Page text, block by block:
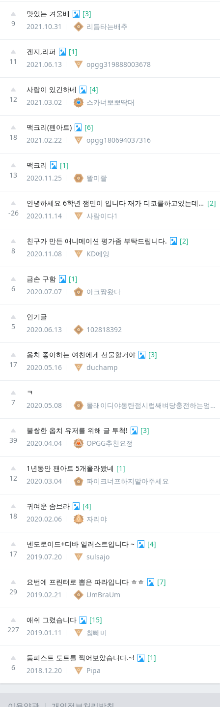
9
맛있는 겨울배 [3]
2021.10.31
리듬타는배추
11
겐지,리퍼 [1]
2021.06.13
opgg319888003678
12
사람이 있긴하네 [4]
2021.03.02
스카너뽀뽀딱대
18
맥크리(펜아트) [6]
2021.02.22
opgg180694037316
13
맥크리 [1]
2020.11.25
뫌미좔
-26
안녕하세요 6학년 잼민이 입니다 재가 디코를하고있는데 프로필 사진을 네이버 에서 퍼오는데 친구들이 네이버에서 퍼왔다면서 욕을해요 그래서 저의 프로필을 만들어주세요!!!!!!!!!!!!!! [2]
2020.11.14
사람이다1
8
친구가 만든 애니메이션 평가좀 부탁드립니다. [2]
2020.11.08
KD에잉
6
금손 구함 [1]
2020.07.07
아크쨩왔다
5
인기글
2020.06.13
102818392
17
옵치 좋아하는 여친에게 선물할거야 [3]
2020.05.16
duchamp
7
ㅋ
2020.05.08
몰래이디야동탄점시럽쌔벼당충전하는엄준식
39
불쌍한 옵치 유저를 위해 글 투척! [3]
2020.04.04
OPGG추천요정
12
1년동안 팬아트 5개올라왔네 [1]
2020.03.04
파이크너프하지말아주세요
18
귀여운 솜브라 [4]
2020.02.06
자리야
17
넨도로이드+디바 일러스트입니다 ~ [4]
2019.07.20
sulsajo
29
요번에 프린터로 뽑은 파라입니다 ㅎㅎ [7]
2019.02.21
UmBraUm
227
애쉬 그렸습니다 [15]
2019.01.11
참빼미
6
둠피스트 도트를 찍어보았습니다.~! [1]
2018.12.20
Pipa